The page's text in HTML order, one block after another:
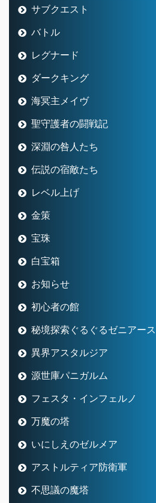
サブクエスト
バトル
レグナード
ダークキング
海冥主メイヴ
聖守護者の闘戦記
深淵の咎人たち
伝説の宿敵たち
レベル上げ
金策
宝珠
白宝箱
お知らせ
初心者の館
秘境探索ぐるぐるゼニアース
異界アスタルジア
源世庫パニガルム
フェスタ・インフェルノ
万魔の塔
いにしえのゼルメア
アストルティア防衛軍
不思議の魔塔